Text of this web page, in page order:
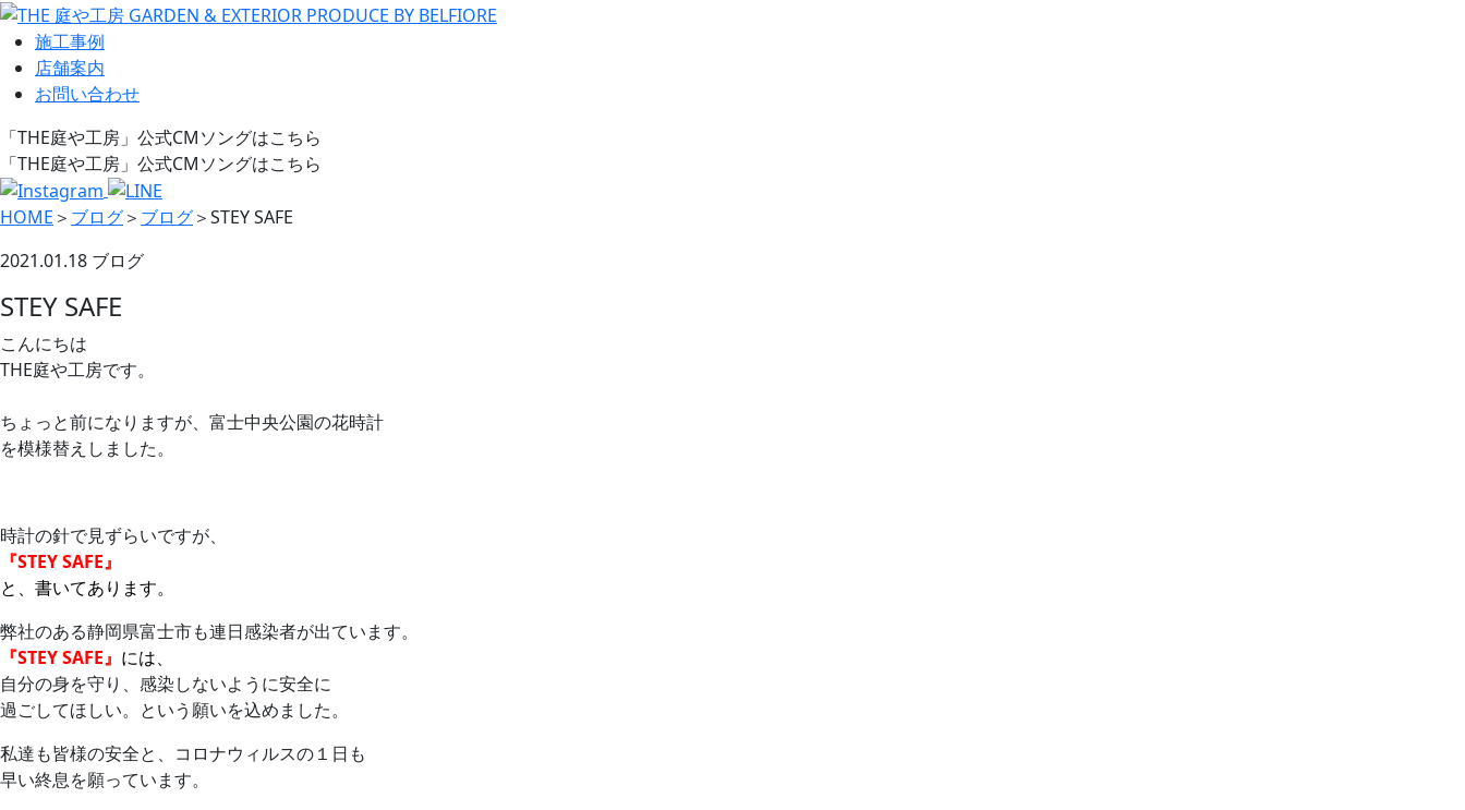
施工事例
店舗案内
お問い合わせ
「THE庭や工房」公式CMソングはこちら
「THE庭や工房」公式CMソングはこちら
HOME ＞ ブログ＞ ブログ＞STEY SAFE
2021.01.18 ブログ
STEY SAFE
こんにちは
THE庭や工房です。
ちょっと前になりますが、富士中央公園の花時計
を模様替えしました。
時計の針で見ずらいですが、
『STEY SAFE』
と、書いてあります。
弊社のある静岡県富士市も連日感染者が出ています。
『STEY SAFE』 には、
自分の身を守り、感染しないように安全に
過ごしてほしい。という願いを込めました。
私達も皆様の安全と、コロナウィルスの１日も
早い終息を願っています。